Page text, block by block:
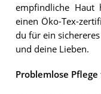
empfindliche
einen Öko-Tex-
du für ein
und deine Lieben.
Problemlose